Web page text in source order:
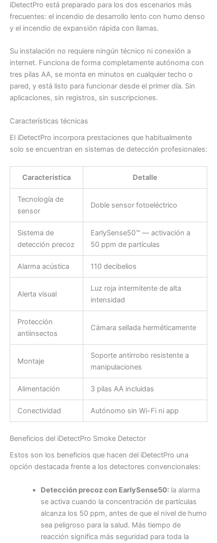
iDetectPro está preparado para los dos escenarios más
frecuentes: el incendio de desarrollo lento con humo denso
y el incendio de expansión rápida con llamas.
Su instalación no requiere ningún técnico ni conexión a
internet. Funciona de forma completamente autónoma con
tres pilas AA, se monta en minutos en cualquier techo o
pared, y está listo para funcionar desde el primer día. Sin
aplicaciones, sin registros, sin suscripciones.
Características técnicas
El iDetectPro incorpora prestaciones que habitualmente
solo se encuentran en sistemas de detección profesionales:
Característica Detalle
Tecnología de
sensor
Doble sensor fotoeléctrico
Sistema de
detección precoz
EarlySense50™ — activación a
50 ppm de partículas
Alarma acústica 110 decibelios
Alerta visual
Luz roja intermitente de alta
intensidad
Protección
antiinsectos
Cámara sellada herméticamente
Montaje
Soporte antirrobo resistente a
manipulaciones
Alimentación 3 pilas AA incluidas
Conectividad Autónomo sin Wi-Fi ni app
Beneficios del iDetectPro Smoke Detector
Estos son los beneficios que hacen del iDetectPro una
opción destacada frente a los detectores convencionales:
Detección precoz con EarlySense50:la alarma
se activa cuando la concentración de partículas
alcanza los 50 ppm, antes de que el nivel de humo
sea peligroso para la salud. Más tiempo de
reacción significa más seguridad para toda la